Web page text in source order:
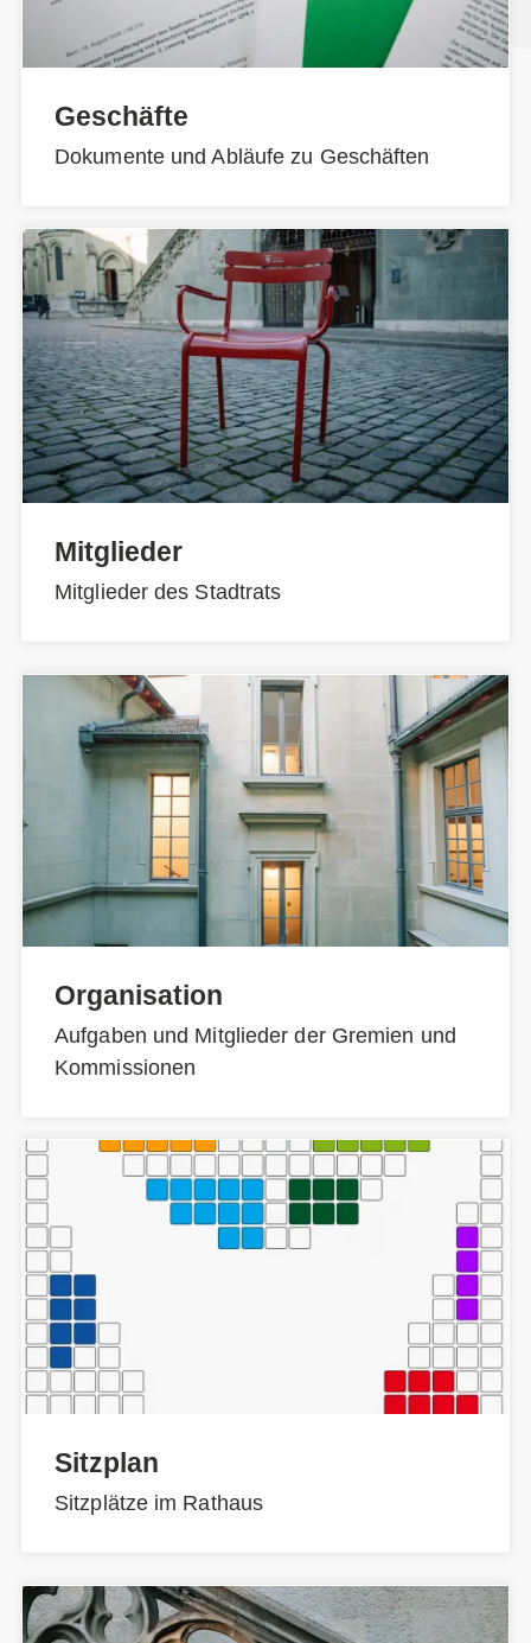
Geschäfte
Dokumente und Abläufe zu Geschäften
Mitglieder
Mitglieder des Stadtrats
Organisation
Aufgaben und Mitglieder der Gremien und
Kommissionen
Sitzplan
Sitzplätze im Rathaus